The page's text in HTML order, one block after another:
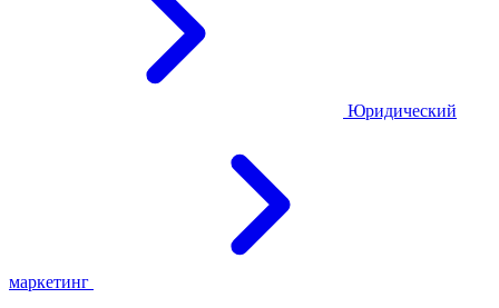
Юридический
маркетинг